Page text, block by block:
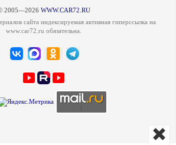
2005—2026 WWW.CAR72.RU
сайта индексируемая активная гиперссылка на
www.car72.ru обязательна.